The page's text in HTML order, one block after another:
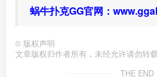
蜗牛扑克GG官网：
© 版权声明
文章版权归作者所有，未经允许请勿转载
THE END